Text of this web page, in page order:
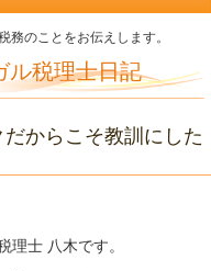
のことをお伝えします。
ル税理士日記
からこそ教訓にした
理士 八木です。